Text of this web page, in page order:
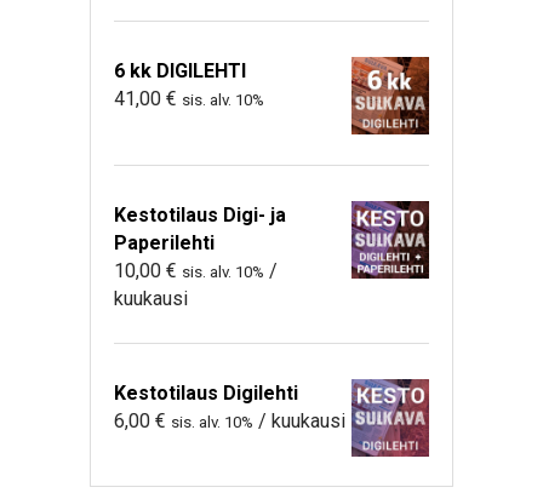
6 kk DIGILEHTI
41,00 € sis. alv. 10%
Kestotilaus Digi- ja
Paperilehti
10,00 € sis. alv. 10% /
kuukausi
Kestotilaus Digilehti
6,00 € sis. alv. 10% / kuukausi